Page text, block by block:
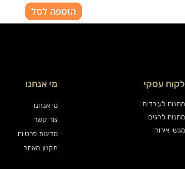
הוספה לסל
לקוח עסקי
מתנות לעובדים
מתנות לחגים
מגשי אירוח
מי אנחנו
מי אנחנו
צור קשר
מדינות פרטיות
תקנון האתר